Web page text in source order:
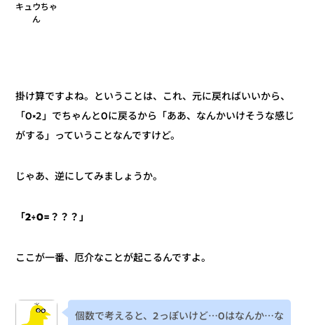
キュウちゃ
ん
掛け算ですよね。ということは、これ、元に戻ればいいから、
「0×2」でちゃんと0に戻るから「ああ、なんかいけそうな感じ
がする」っていうことなんですけど。
じゃあ、逆にしてみましょうか。
「2÷0=？？？」
ここが一番、厄介なことが起こるんですよ。
個数で考えると、2っぽいけど⋯0はなんか⋯な